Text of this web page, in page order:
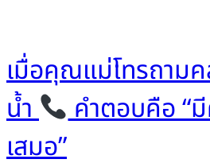
เมื่อคุณแม่โทรถามค
น้ำ
คำตอบคือ “
เสมอ”